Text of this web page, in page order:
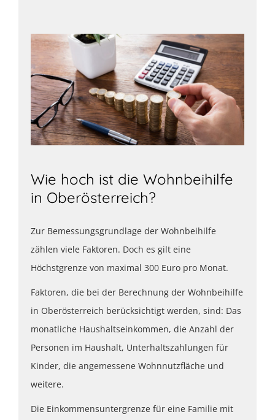
Wie hoch ist die Wohnbeihilfe
in Oberösterreich?
Zur Bemessungsgrundlage der Wohnbeihilfe
zählen viele Faktoren. Doch es gilt eine
Höchstgrenze von maximal 300 Euro pro Monat.
Faktoren, die bei der Berechnung der Wohnbeihilfe
in Oberösterreich berücksichtigt werden, sind: Das
monatliche Haushaltseinkommen, die Anzahl der
Personen im Haushalt, Unterhaltszahlungen für
Kinder, die angemessene Wohnnutzfläche und
weitere.
Die Einkommensuntergrenze für eine Familie mit